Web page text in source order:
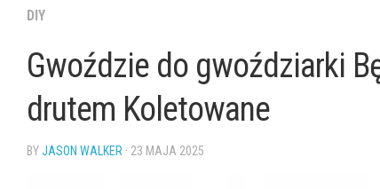
DIY
Gwoździe do gwoździarki
drutem Koletowane
BYJASON WALKER · 23 MAJA 2025